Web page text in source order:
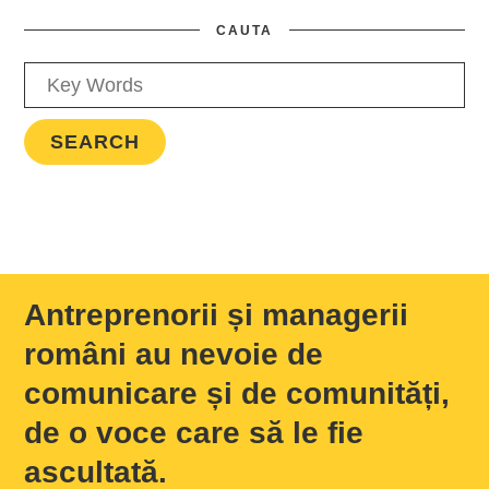
CAUTA
Antreprenorii și managerii
români au nevoie de
comunicare și de comunități,
de o voce care să le fie
ascultată.